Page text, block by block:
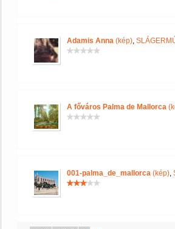
Adamis Anna (kép),
A főváros Palma de Mallorca
001-palma_de_mallorca (kép),